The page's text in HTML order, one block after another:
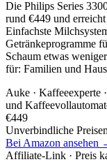
Die Philips Series
rund €449 und
Einfachste
Getränkeprogramme
Schaum etwas
für: Familien und
Auke · Kaffeeexperte
und
€449
Unverbindliche
Bei Amazon ansehen
Affiliate-Link · Preis